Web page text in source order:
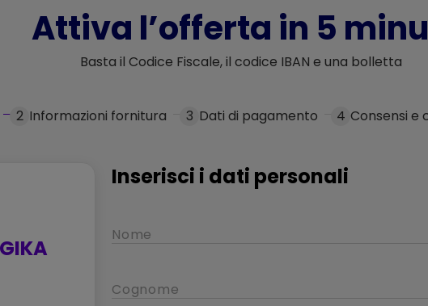
Attiva l’offerta in 5
Basta il Codice Fiscale, il codice IBAN e una bolletta
2 Informazioni fornitura 3 Dati di pagamento 4 Consensi e
Inserisci i dati personali